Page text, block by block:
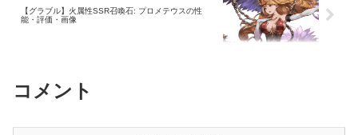
【グラブル】火属性SSR召喚石: プロメテウスの性
能・評価・画像
コメント